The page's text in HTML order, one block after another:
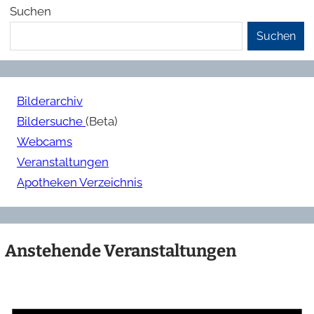
Suchen
Suchen
Bilderarchiv
Bildersuche (Beta)
Webcams
Veranstaltungen
Apotheken Verzeichnis
Anstehende Veranstaltungen